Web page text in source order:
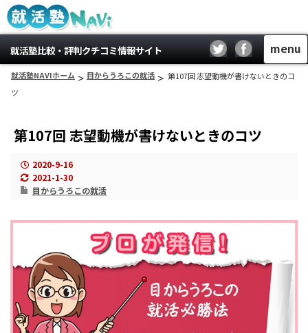
就活塾比較・評判クチコミ情報サイト menu
就活塾NAVIホーム > 目からうろこの就活 > 第107回 志望動機が書けないときのコ
ツ
第107回 志望動機が書けないときのコツ
2020-9-16
2021-1-30
目からうろこの就活